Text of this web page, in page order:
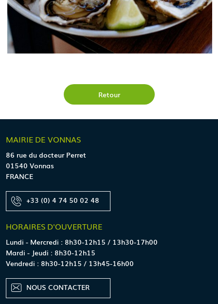
Retour
MAIRIE DE VONNAS
86 rue du docteur Perret
01540 Vonnas
FRANCE
+33 (0) 4 74 50 02 48
HORAIRES D'OUVERTURE
Lundi - Mercredi : 8h30-12h15 / 13h30-17h00
Mardi - Jeudi : 8h30-12h15
Vendredi : 8h30-12h15 / 13h45-16h00
NOUS CONTACTER